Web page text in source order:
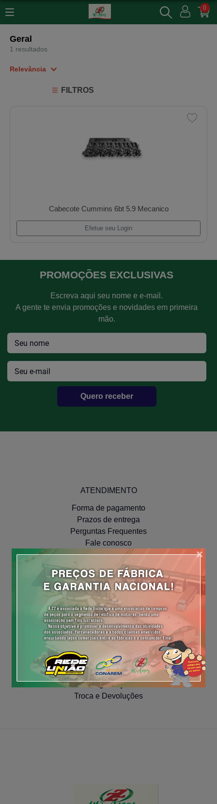
0
Geral
1 resultados
Relevância
FILTROS
Efetue seu Login
PROMOÇÕES EXCLUSIVAS
Escreva aqui seu nome e e-mail.
A gente te envia promoções e novidades em primeira
mão.
Quero receber
ATENDIMENTO
Forma de pagamento
Prazos de entrega
Perguntas Frequentes
Fale conosco
Políticas de Privacidade
NAVEGUE
Meus Pedidos
Minha Conta
Cadastre-se
COMPRA SEGURA
Segurança
Troca e Devoluções
×